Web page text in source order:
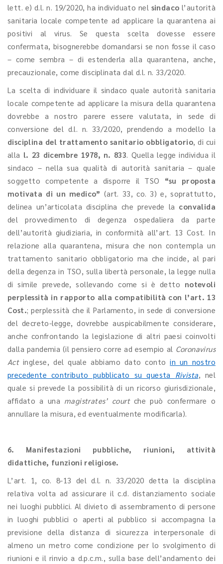
lett. e) d.l. n. 19/2020, ha individuato nel sindaco l’autorità
sanitaria locale competente ad applicare la quarantena ai
positivi al virus. Se questa scelta dovesse essere
confermata, bisognerebbe domandarsi se non fosse il caso
– come sembra – di estenderla alla quarantena, anche,
precauzionale, come disciplinata dal d.l. n. 33/2020.
La scelta di individuare il sindaco quale autorità sanitaria
locale competente ad applicare la misura della quarantena
dovrebbe a nostro parere essere valutata, in sede di
conversione del d.l. n. 33/2020, prendendo a modello la
disciplina del trattamento sanitario obbligatorio, di cui
alla l. 23 dicembre 1978, n. 833. Quella legge individua il
sindaco – nella sua qualità di autorità sanitaria – quale
soggetto competente a disporre il TSO “su proposta
motivata di un medico” (art. 33, co. 3) e, soprattutto,
delinea un’articolata disciplina che prevede la convalida
del provvedimento di degenza ospedaliera da parte
dell’autorità giudiziaria, in conformità all’art. 13 Cost. In
relazione alla quarantena, misura che non contempla un
trattamento sanitario obbligatorio ma che incide, al pari
della degenza in TSO, sulla libertà personale, la legge nulla
di simile prevede, sollevando come si è detto notevoli
perplessità in rapporto alla compatibilità con l’art. 13
Cost.; perplessità che il Parlamento, in sede di conversione
del decreto-legge, dovrebbe auspicabilmente considerare,
anche confrontando la legislazione di altri paesi coinvolti
dalla pandemia (il pensiero corre ad esempio al Coronavirus
Actinglese, del quale abbiamo dato contoin un nostro
precedente contributo pubblicato su questa Rivista, nel
quale si prevede la possibilità di un ricorso giurisdizionale,
affidato a una magistrates’ courtche può confermare o
annullare la misura, ed eventualmente modificarla).
6. Manifestazioni pubbliche, riunioni, attività
didattiche, funzioni religiose.
L’art. 1, co. 8-13 del d.l. n. 33/2020 detta la disciplina
relativa volta ad assicurare il c.d. distanziamento sociale
nei luoghi pubblici. Al divieto di assembramento di persone
in luoghi pubblici o aperti al pubblico si accompagna la
previsione della distanza di sicurezza interpersonale di
almeno un metro come condizione per lo svolgimento di
riunioni e il rinvio a d.p.c.m., sulla base dell’andamento dei